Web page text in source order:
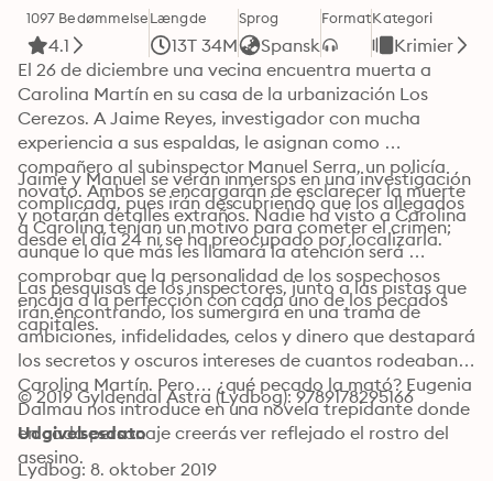
1097 Bedømmelse
4.1
Længde
13T 34M
Sprog
Spansk
FormatKategori
Krimier
El 26 de diciembre una vecina encuentra muerta a
Carolina Martín en su casa de la urbanización Los
Cerezos. A Jaime Reyes, investigador con mucha
experiencia a sus espaldas, le asignan como
compañero al subinspector Manuel Serra, un policía
novato. Ambos se encargarán de esclarecer la muerte
y notarán detalles extraños. Nadie ha visto a Carolina
desde el día 24 ni se ha preocupado por localizarla.
Jaime y Manuel se verán inmersos en una investigación
complicada, pues irán descubriendo que los allegados
a Carolina tenían un motivo para cometer el crimen;
aunque lo que más les llamará la atención será
comprobar que la personalidad de los sospechosos
encaja a la perfección con cada uno de los pecados
capitales.
Las pesquisas de los inspectores, junto a las pistas que
irán encontrando, los sumergirá en una trama de
ambiciones, infidelidades, celos y dinero que destapará
los secretos y oscuros intereses de cuantos rodeaban a
Carolina Martín. Pero… ¿qué pecado la mató? Eugenia
Dalmau nos introduce en una novela trepidante donde
en cada personaje creerás ver reflejado el rostro del
asesino.
© 2019 Gyldendal Astra (Lydbog): 9789178295166
Udgivelsesdato
Lydbog: 8. oktober 2019